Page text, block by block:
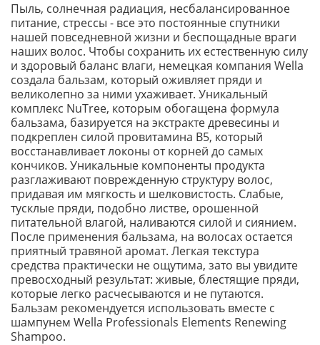
Пыль, солнечная радиация, несбалансированное
питание, стрессы - все это постоянные спутники
нашей повседневной жизни и беспощадные враги
наших волос. Чтобы сохранить их естественную силу
и здоровый баланс влаги, немецкая компания Wella
создала бальзам, который оживляет пряди и
великолепно за ними ухаживает. Уникальный
комплекс NuTree, которым обогащена формула
бальзама, базируется на экстракте древесины и
подкреплен силой провитамина В5, который
восстанавливает локоны от корней до самых
кончиков. Уникальные компоненты продукта
разглаживают поврежденную структуру волос,
придавая им мягкость и шелковистость. Слабые,
тусклые пряди, подобно листве, орошенной
питательной влагой, наливаются силой и сиянием.
После применения бальзама, на волосах остается
приятный травяной аромат. Легкая текстура
средства практически не ощутима, зато вы увидите
превосходный результат: живые, блестящие пряди,
которые легко расчесываются и не путаются.
Бальзам рекомендуется использовать вместе с
шампунем Wella Professionals Elements Renewing
Shampoo.